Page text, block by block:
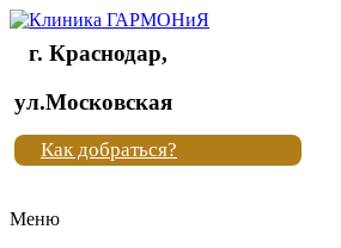
Клиника
"Новая
жизнь"
Клиника
г. Краснодар,
ул.Московская
Как добраться?
Меню